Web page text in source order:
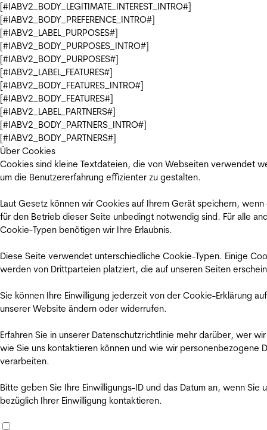
[#IABV2_BODY_LEGITIMATE_INTEREST_INTRO#]
[#IABV2_BODY_PREFERENCE_INTRO#]
[#IABV2_LABEL_PURPOSES#]
[#IABV2_BODY_PURPOSES_INTRO#]
[#IABV2_BODY_PURPOSES#]
[#IABV2_LABEL_FEATURES#]
[#IABV2_BODY_FEATURES_INTRO#]
[#IABV2_BODY_FEATURES#]
[#IABV2_LABEL_PARTNERS#]
[#IABV2_BODY_PARTNERS_INTRO#]
[#IABV2_BODY_PARTNERS#]
Über Cookies
Cookies sind kleine Textdateien, die von Webseiten verwendet
um die Benutzererfahrung effizienter zu gestalten.
Laut Gesetz können wir Cookies auf Ihrem Gerät speichern, wenn
für den Betrieb dieser Seite unbedingt notwendig sind. Für alle
Cookie-Typen benötigen wir Ihre Erlaubnis.
Diese Seite verwendet unterschiedliche Cookie-Typen. Einige
werden von Drittparteien platziert, die auf unseren Seiten
Sie können Ihre Einwilligung jederzeit von der Cookie-Erklärung auf
unserer Website ändern oder widerrufen.
Erfahren Sie in unserer Datenschutzrichtlinie mehr darüber, wer
wie Sie uns kontaktieren können und wie wir personenbezogene
verarbeiten.
Bitte geben Sie Ihre Einwilligungs-ID und das Datum an, wenn Sie
bezüglich Ihrer Einwilligung kontaktieren.